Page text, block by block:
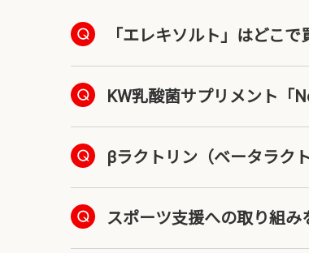
「エレキソルト」はどこで
KW乳酸菌サプリメント「
βラクトリン（ベータラク
スポーツ支援への取り組み